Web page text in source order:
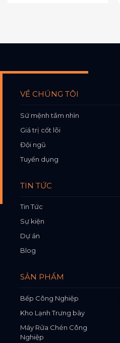
VỀ CHÚNG TÔI
Sứ mệnh tầm nhìn
Giá trị cốt lõi
Đội ngũ
Tuyển dụng
TIN TỨC
Tin Tức
Sự kiện
Dự án
Blog
SẢN PHẨM
Bếp Công Nghiệp
Kho Lạnh Trưng bày
Máy Rửa Chén Công
Nghiệp